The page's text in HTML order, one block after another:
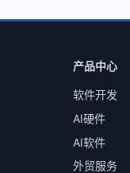
产品中心
软件开发
AI硬件
AI软件
外贸服务